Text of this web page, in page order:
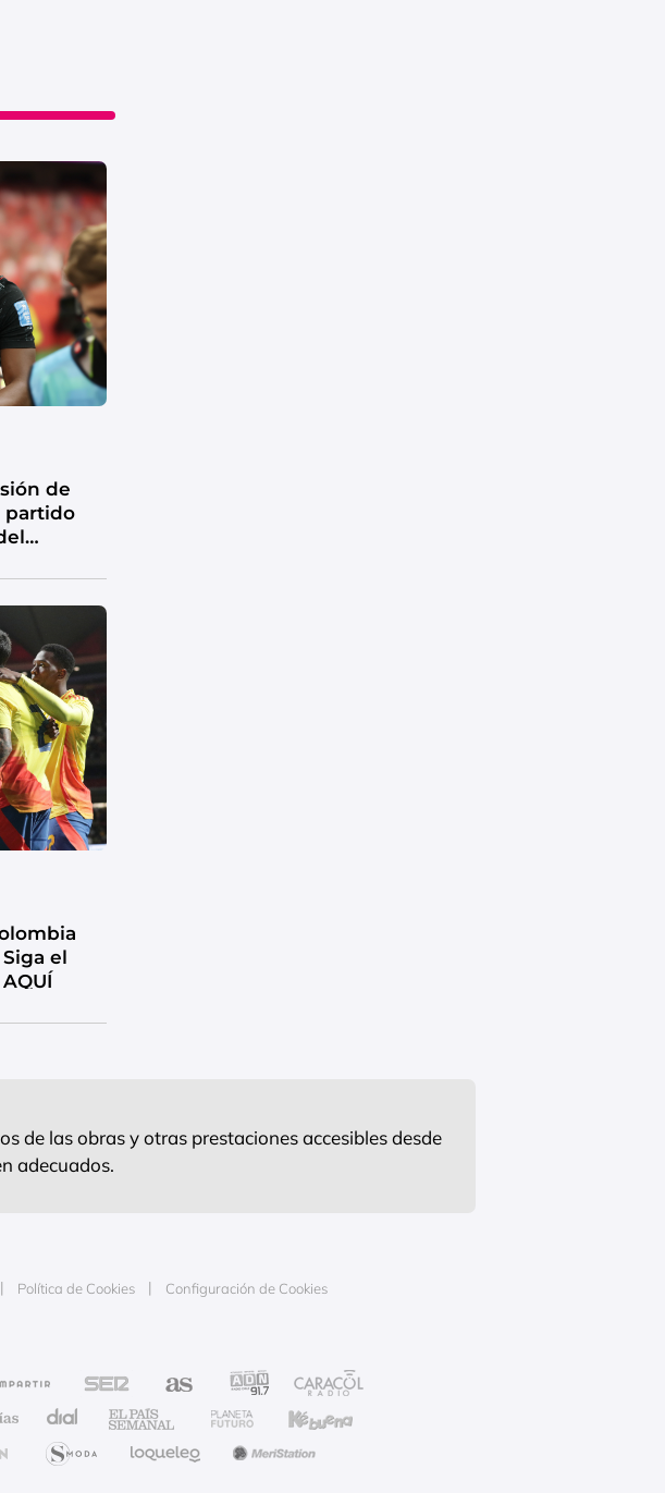
de
partido
el
de las obras y otras prestaciones accesibles desde
adecuados.
Política de Cookies Configuración de Cookies